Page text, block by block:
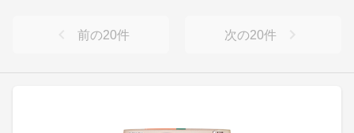
前の20件 次の20件